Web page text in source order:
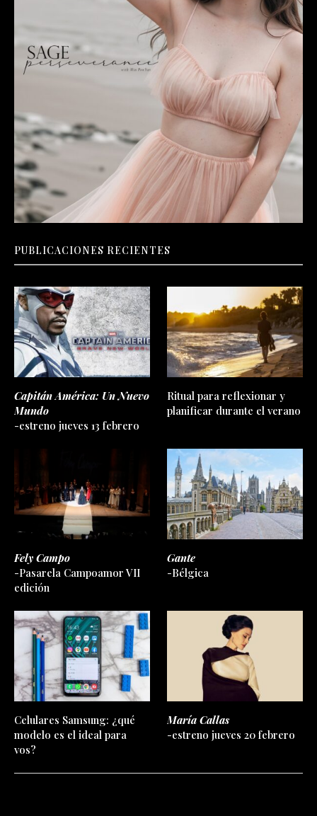
PUBLICACIONES RECIENTES
Capitán América: Un Nuevo
Mundo
-estreno jueves 13 febrero
Ritual para reflexionar y
planificar durante el verano
Fely Campo
-Pasarela Campoamor VII
edición
Gante
-Bélgica
Celulares Samsung: ¿qué
modelo es el ideal para
vos?
María Callas
-estreno jueves 20 febrero